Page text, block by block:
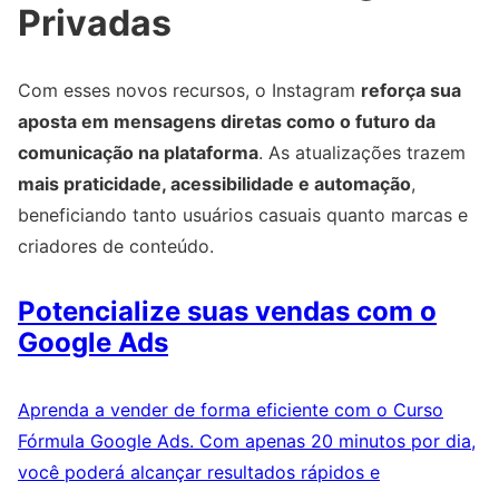
Privadas
Com esses novos recursos, o Instagram reforça sua
aposta em mensagens diretas como o futuro da
comunicação na plataforma. As atualizações trazem
mais praticidade, acessibilidade e automação,
beneficiando tanto usuários casuais quanto marcas e
criadores de conteúdo.
Potencialize suas vendas com o
Google Ads
Aprenda a vender de forma eficiente com o Curso
Fórmula Google Ads. Com apenas 20 minutos por dia,
você poderá alcançar resultados rápidos e